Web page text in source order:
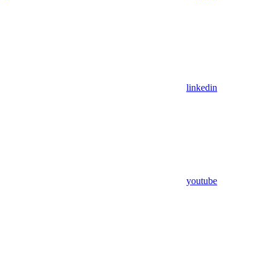
linkedin
youtube